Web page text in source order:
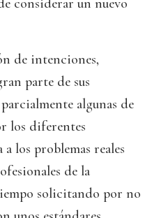
considerar un nuevo
de intenciones,
parte de sus
algunas de
los diferentes
los problemas reales
de la
solicitando por no